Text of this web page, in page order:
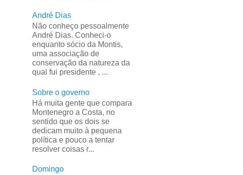
André Dias
Não conheço pessoalmente
André Dias. Conheci-o
enquanto sócio da Montis,
uma associação de
conservação da natureza da
qual fui presidente , ...
Sobre o governo
Há muita gente que compara
Montenegro a Costa, no
sentido que os dois se
dedicam muito à pequena
política e pouco a tentar
resolver coisas r...
Domingo